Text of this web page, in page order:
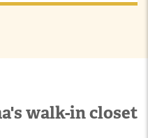
walk-in closet